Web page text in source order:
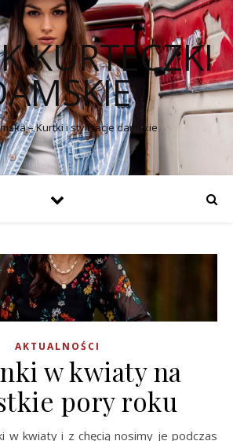
KURTECZKI
– Kurtki i stylizacje damskie
AKTUALNOŚCI
w kwiaty na
pory roku